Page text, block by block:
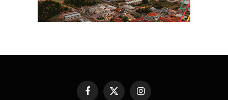
Facebook
X Instagram